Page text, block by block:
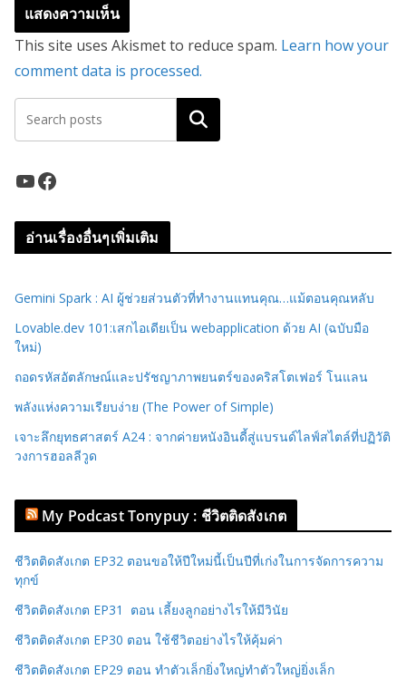
This site uses Akismet to reduce spam. Learn how your
comment data is processed.
ค้นหา
YouTube Facebook
อ่านเรื่องอื่นๆเพิ่มเติม
Gemini Spark : AI ผู้ช่วยส่วนตัวที่ทำงานแทนคุณ…แม้ตอนคุณหลับ
Lovable.dev 101:เสกไอเดียเป็น webapplication ด้วย AI (ฉบับมือ
ใหม่)
ถอดรหัสอัตลักษณ์และปรัชญาภาพยนตร์ของคริสโตเฟอร์ โนแลน
พลังแห่งความเรียบง่าย (The Power of Simple)
เจาะลึกยุทธศาสตร์ A24 : จากค่ายหนังอินดี้สู่แบรนด์ไลฟ์สไตล์ที่ปฏิวัติ
วงการฮอลลีวูด
My Podcast Tonypuy : ชีวิตติดสังเกต
ชีวิตติดสังเกต EP32 ตอนขอให้ปีใหม่นี้เป็นปีที่เก่งในการจัดการความ
ทุกข์
ชีวิตติดสังเกต EP31 ตอน เลี้ยงลูกอย่างไรให้มีวินัย
ชีวิตติดสังเกต EP30 ตอน ใช้ชีวิตอย่างไรให้คุ้มค่า
ชีวิตติดสังเกต EP29 ตอน ทำตัวเล็กยิ่งใหญ่ทำตัวใหญ่ยิ่งเล็ก